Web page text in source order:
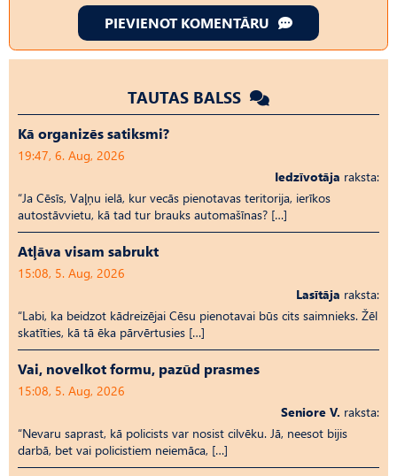
PIEVIENOT KOMENTĀRU
TAUTAS BALSS
Kā organizēs satiksmi?
19:47, 6. Aug, 2026
Iedzīvotāja raksta:
“Ja Cēsīs, Vaļņu ielā, kur vecās pienotavas teritorija, ierīkos
autostāvvietu, kā tad tur brauks automašīnas? […]
Atļāva visam sabrukt
15:08, 5. Aug, 2026
Lasītāja raksta:
“Labi, ka beidzot kādreizējai Cēsu pienotavai būs cits saimnieks. Žēl
skatīties, kā tā ēka pārvērtusies […]
Vai, novelkot formu, pazūd prasmes
15:08, 5. Aug, 2026
Seniore V. raksta:
“Nevaru saprast, kā policists var nosist cilvēku. Jā, neesot bijis
darbā, bet vai policistiem neiemāca, […]